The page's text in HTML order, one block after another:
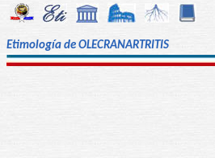
Etimología de OLECRANARTRITIS